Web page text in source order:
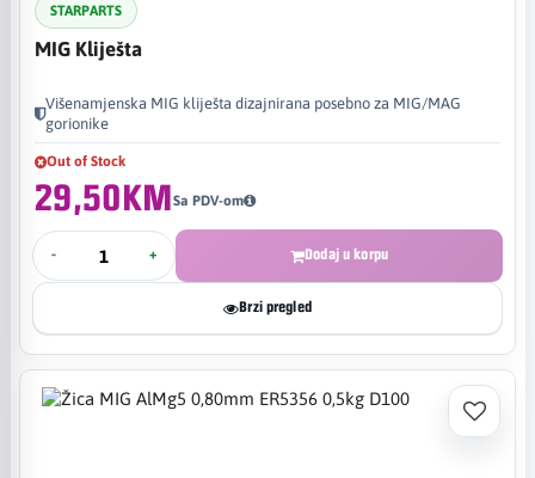
STARPARTS
MIG Kliješta
Višenamjenska MIG kliješta dizajnirana posebno za MIG/MAG
gorionike
Out of Stock
29,50KMSa PDV-om
- + Dodaj u korpu
Brzi pregled